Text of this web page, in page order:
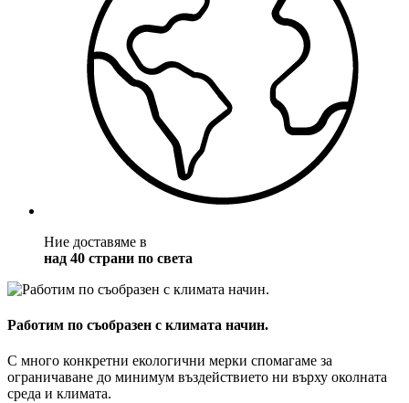
Ние доставяме в
над 40 страни по света
Работим по съобразен с климата начин.
С много конкретни екологични мерки спомагаме за
ограничаване до минимум въздействието ни върху околната
среда и климата.